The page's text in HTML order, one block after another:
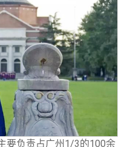
要负责占广州1/3的100余